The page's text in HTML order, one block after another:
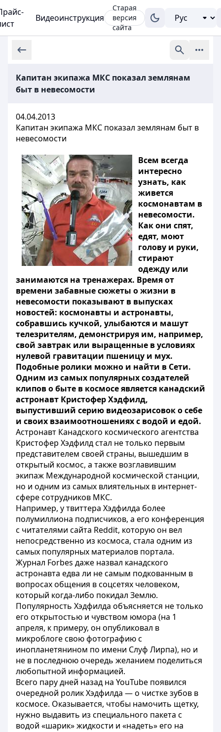
Видеоинструкция
Старая
версия
сайта
Капитан экипажа МКС показал землянам
быт в невесомости
04.04.2013
Капитан экипажа МКС показал землянам быт в
невесомости
Всем всегда
интересно
узнать, как
живется
космонавтам в
невесомости.
Как они спят,
едят, моют
голову и руки,
стирают
одежду или
занимаются на тренажерах. Время от
времени забавные сюжеты о жизни в
невесомости показывают в выпусках
новостей: космонавты и астронавты,
собравшись кучкой, улыбаются и машут
телезрителям, демонстрируя им, например,
свой завтрак или выращенные в условиях
нулевой гравитации пшеницу и мух.
Подобные ролики можно и найти в Сети.
Одним из самых популярных создателей
клипов о быте в космосе является канадский
астронавт Кристофер Хэдфилд,
выпустивший серию видеозарисовок о себе
и своих взаимоотношениях с водой и едой.
Астронавт Канадского космического агентства
Кристофер Хэдфилд стал не только первым
представителем своей страны, вышедшим в
открытый космос, а также возглавившим
экипаж Международной космической станции,
но и одним из самых влиятельных в интернет-
сфере сотрудников МКС.
Например, у твиттера Хэдфилда более
полумиллиона подписчиков, а его конференция
с читателями сайта Reddit, которую он вел
непосредственно из космоса, стала одним из
самых популярных материалов портала.
Журнал Forbes даже назвал канадского
астронавта едва ли не самым подкованным в
вопросах общения в соцсетях человеком,
который когда-либо покидал Землю.
Популярность Хэдфилда объясняется не только
его открытостью и чувством юмора (на 1
апреля, к примеру, он опубликовал в
микроблоге свою фотографию с
инопланетянином по имени Слуф Лирпа), но и
не в последнюю очередь желанием поделиться
любопытной информацией.
Всего пару дней назад на YouTube появился
очередной ролик Хэдфилда — о чистке зубов в
космосе. Оказывается, чтобы намочить щетку,
нужно выдавить из специального пакета с
водой «шарик» жидкости и «надеть» его на